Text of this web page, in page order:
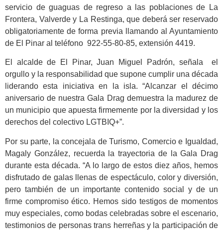
servicio de guaguas de regreso a las poblaciones de La
Frontera, Valverde y La Restinga, que deberá ser reservado
obligatoriamente de forma previa llamando al Ayuntamiento
de El Pinar al teléfono 922-55-80-85, extensión 4419.
El alcalde de El Pinar, Juan Miguel Padrón, señala el
orgullo y la responsabilidad que supone cumplir una década
liderando esta iniciativa en la isla. “Alcanzar el décimo
aniversario de nuestra Gala Drag demuestra la madurez de
un municipio que apuesta firmemente por la diversidad y los
derechos del colectivo LGTBIQ+”.
Por su parte, la concejala de Turismo, Comercio e Igualdad,
Magaly González, recuerda la trayectoria de la Gala Drag
durante esta década. “A lo largo de estos diez años, hemos
disfrutado de galas llenas de espectáculo, color y diversión,
pero también de un importante contenido social y de un
firme compromiso ético. Hemos sido testigos de momentos
muy especiales, como bodas celebradas sobre el escenario,
testimonios de personas trans herreñas y la participación de